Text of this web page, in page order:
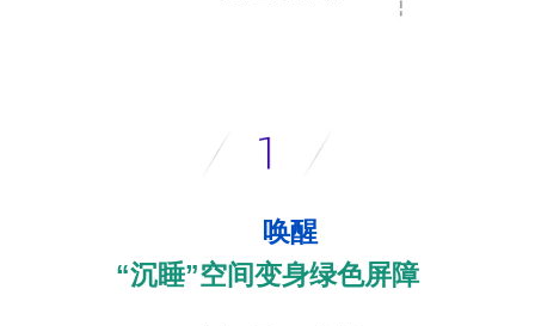
唤醒
“沉睡”空间变身绿色屏障